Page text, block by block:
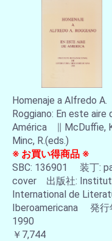
Homenaje a Alfredo A.
Roggiano: En este aire
América ∥ McDuffie,
Minc, R.(eds.)
※ お買い得商品 ※
SBC: 136901 装丁:
cover 出版社:
International de
Iberoamericana 発行
1990
￥7,744